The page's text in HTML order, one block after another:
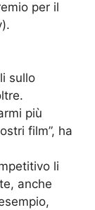
per il
sullo
più
film”, ha
li
anche